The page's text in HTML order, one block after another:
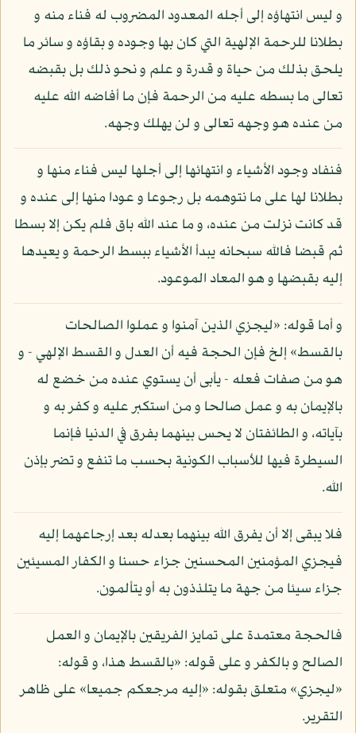
و ليس انتهاؤه إلى أجله المعدود المضروب له فناء منه و
بطلانا للرحمة الإلهية التي كان بها وجوده و بقاؤه و سائر ما
يلحق بذلك من حياة و قدرة و علم و نحو ذلك بل بقبضه
تعالى ما بسطه عليه من الرحمة فإن ما أفاضه الله عليه
من عنده هو وجهه تعالى و لن يهلك وجهه.
فنفاد وجود الأشياء و انتهائها إلى أجلها ليس فناء منها و
بطلانا لها على ما نتوهمه بل رجوعا و عودا منها إلى عنده و
قد كانت نزلت من عنده، و ما عند الله باق فلم يكن إلا بسطا
ثم قبضا فالله سبحانه يبدأ الأشياء ببسط الرحمة و يعيدها
إليه بقبضها و هو المعاد الموعود.
و أما قوله: «ليجزي الذين آمنوا و عملوا الصالحات
بالقسط» إلخ فإن الحجة فيه أن العدل و القسط الإلهي - و
هو من صفات فعله - يأبى أن يستوي عنده من خضع له
بالإيمان به و عمل صالحا و من استكبر عليه و كفر به و
بآياته، و الطائفتان لا يحس بينهما بفرق في الدنيا فإنما
السيطرة فيها للأسباب الكونية بحسب ما تنفع و تضر بإذن
الله.
فلا يبقى إلا أن يفرق الله بينهما بعدله بعد إرجاعهما إليه
فيجزي المؤمنين المحسنين جزاء حسنا و الكفار المسيئين
جزاء سيئا من جهة ما يتلذذون به أو يتألمون.
فالحجة معتمدة على تمايز الفريقين بالإيمان و العمل
الصالح و بالكفر و على قوله: «بالقسط هذا، و قوله:
«ليجزي» متعلق بقوله: «إليه مرجعكم جميعا» على ظاهر
التقرير.